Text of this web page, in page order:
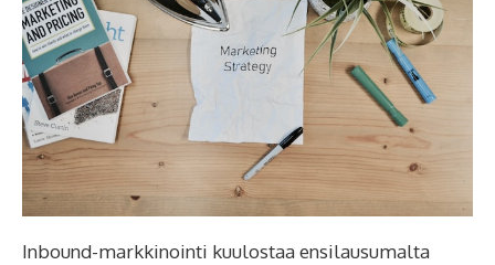
Inbound-markkinointi kuulostaa ensilausumalta